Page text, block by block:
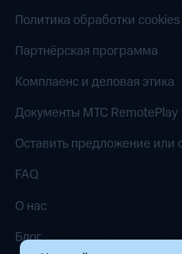
Политика обработки cookies
Партнёрская программа
Комплаенс и деловая этика
Документы MTC RemotePlay
Оставить предложение или
FAQ
О нас
Блог